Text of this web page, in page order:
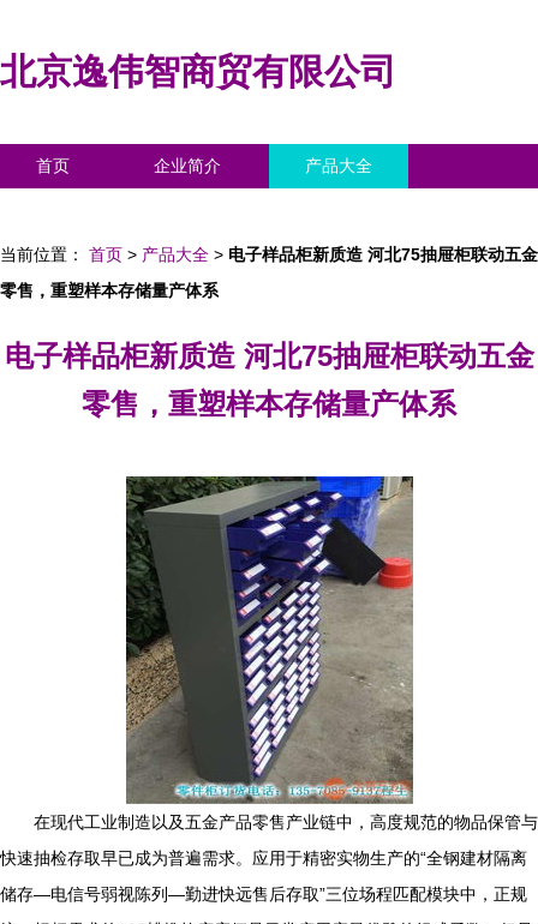
北京逸伟智商贸有限公司
首页 企业简介 产品大全
当前位置： 首页 > 产品大全 > 电子样品柜新质造 河北75抽屉柜联动五金
零售，重塑样本存储量产体系
电子样品柜新质造 河北75抽屉柜联动五金
零售，重塑样本存储量产体系
在现代工业制造以及五金产品零售产业链中，高度规范的物品保管与
快速抽检存取早已成为普遍需求。应用于精密实物生产的“全钢建材隔离
储存—电信号弱视陈列—勤进快远售后存取”三位场程匹配模块中，正规